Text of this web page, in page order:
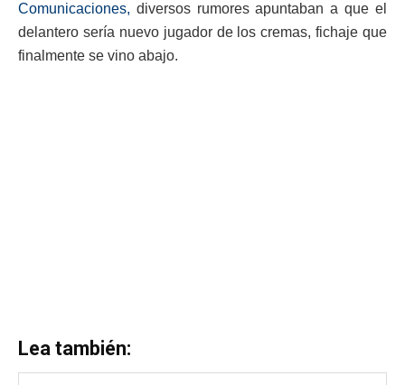
Comunicaciones, diversos rumores apuntaban a que el
delantero sería nuevo jugador de los cremas, fichaje que
finalmente se vino abajo.
Lea también: